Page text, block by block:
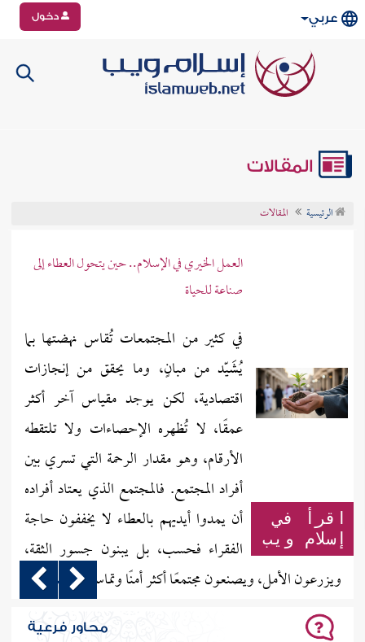
عربي دخول
المقالات
الرئيسية المقالات
اقرأ في
إسلام ويب
العمل الخيري في الإسلام.. حين يتحول العطاء إلى
صناعة للحياة
في كثير من المجتمعات تُقاس نهضتها بما
يُشَيّد من مبانٍ، وما يحقق من إنجازات
اقتصادية، لكن يوجد مقياس آخر أكثر
عمقًا، لا تُظهره الإحصاءات ولا تلتقطه
الأرقام، وهو مقدار الرحمة التي تسري بين
أفراد المجتمع. فالمجتمع الذي يعتاد أفراده
أن يمدوا أيديهم بالعطاء لا يخففون حاجة
الفقراء فحسب، بل يبنون جسور الثقة،
ويزرعون الأمل، ويصنعون مجتمعًا أكثر أمنًا وتماسكًا.... المزيد
محاور فرعية